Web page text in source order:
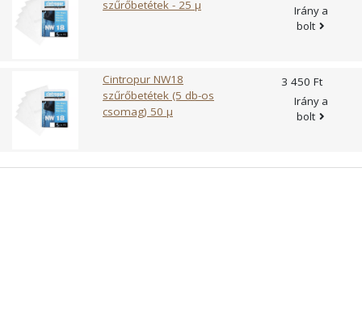
szűrőbetétek - 25 µ
Irány a
bolt
Cintropur NW18
szűrőbetétek (5 db-os
csomag) 50 µ
3 450 Ft
Irány a
bolt